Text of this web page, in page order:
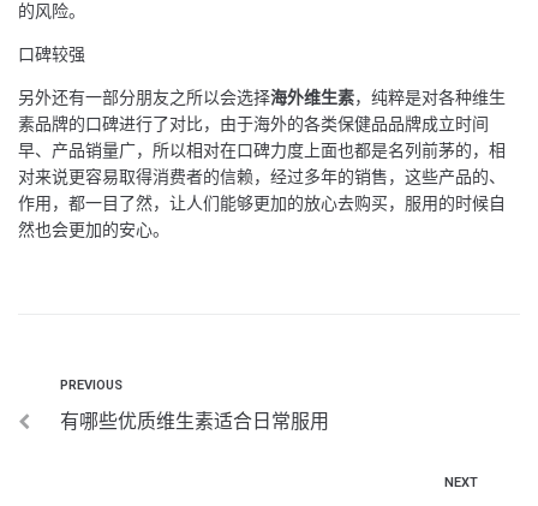
的风险。
口碑较强
另外还有一部分朋友之所以会选择海外维生素，纯粹是对各种维生
素品牌的口碑进行了对比，由于海外的各类保健品品牌成立时间
早、产品销量广，所以相对在口碑力度上面也都是名列前茅的，相
对来说更容易取得消费者的信赖，经过多年的销售，这些产品的、
作用，都一目了然，让人们能够更加的放心去购买，服用的时候自
然也会更加的安心。
PREVIOUS
有哪些优质维生素适合日常服用
NEXT